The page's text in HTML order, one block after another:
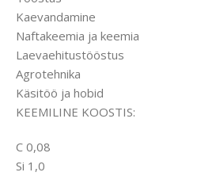
Kaevandamine
Naftakeemia ja keemia
Laevaehitustööstus
Agrotehnika
Käsitöö ja hobid
KEEMILINE KOOSTIS:
C 0,08
Si 1,0